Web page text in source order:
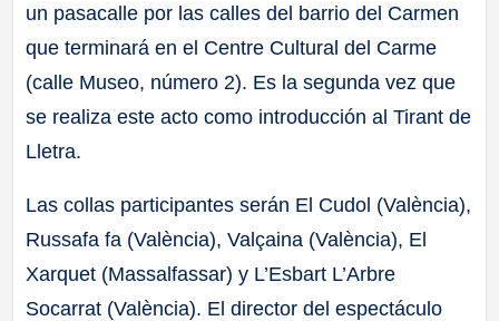
un pasacalle por las calles del barrio del Carmen
que terminará en el Centre Cultural del Carme
(calle Museo, número 2). Es la segunda vez que
se realiza este acto como introducción al Tirant de
Lletra.
Las collas participantes serán El Cudol (València),
Russafa fa (València), Valçaina (València), El
Xarquet (Massalfassar) y L’Esbart L’Arbre
Socarrat (València). El director del espectáculo